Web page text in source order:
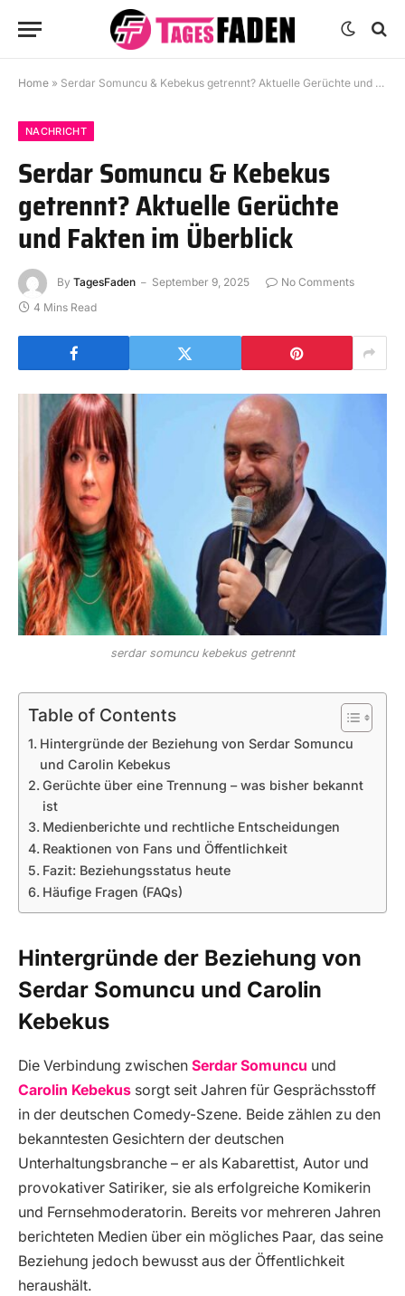
Home » Serdar Somuncu & Kebekus getrennt? Aktuelle Gerüchte und Fakten im Überblick
NACHRICHT
Serdar Somuncu & Kebekus
getrennt? Aktuelle Gerüchte
und Fakten im Überblick
By TagesFaden September 9, 2025
No Comments
4 Mins Read
serdar somuncu kebekus getrennt
Table of Contents
Hintergründe der Beziehung von Serdar Somuncu
und Carolin Kebekus
Gerüchte über eine Trennung – was bisher bekannt
ist
Medienberichte und rechtliche Entscheidungen
Reaktionen von Fans und Öffentlichkeit
Fazit: Beziehungsstatus heute
Häufige Fragen (FAQs)
Hintergründe der Beziehung von
Serdar Somuncu und Carolin
Kebekus
Die Verbindung zwischen Serdar Somuncu und
Carolin Kebekus sorgt seit Jahren für Gesprächsstoff
in der deutschen Comedy-Szene. Beide zählen zu den
bekanntesten Gesichtern der deutschen
Unterhaltungsbranche – er als Kabarettist, Autor und
provokativer Satiriker, sie als erfolgreiche Komikerin
und Fernsehmoderatorin. Bereits vor mehreren Jahren
berichteten Medien über ein mögliches Paar, das seine
Beziehung jedoch bewusst aus der Öffentlichkeit
heraushält.